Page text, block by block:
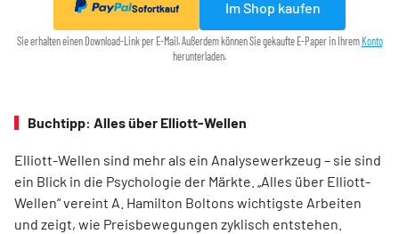
Sofortkauf Im Shop kaufen
Sie erhalten einen Download-Link per E-Mail. Außerdem können Sie gekaufte E-Paper in Ihrem Konto
herunterladen.
Buchtipp: Alles über Elliott-Wellen
Elliott-Wellen sind mehr als ein Analysewerkzeug – sie sind
ein Blick in die Psychologie der Märkte. „Alles über Elliott-
Wellen“ vereint A. Hamilton Boltons wichtigste Arbeiten
und zeigt, wie Preisbewegungen zyklisch entstehen.